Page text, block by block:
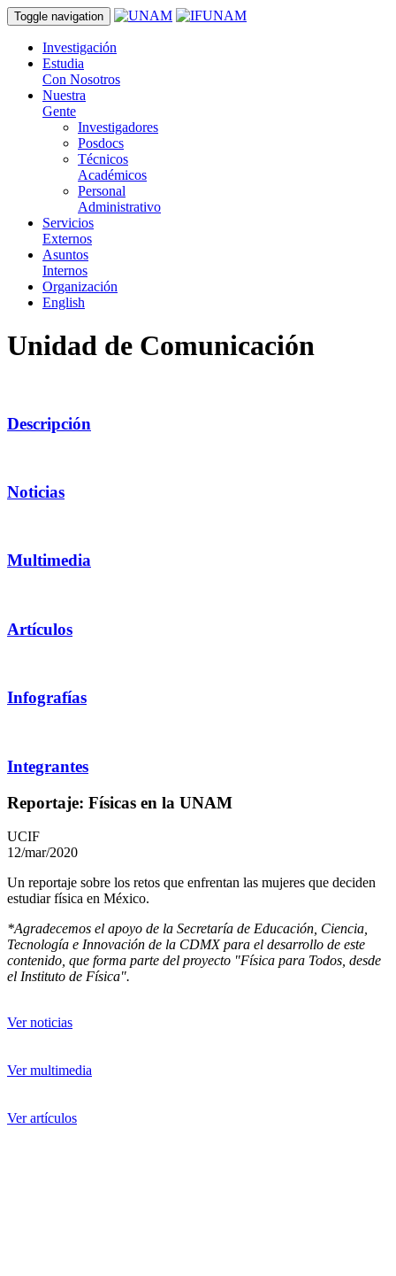
Toggle navigation
Investigación
Estudia
Con Nosotros
Nuestra
Gente
Investigadores
Posdocs
Técnicos
Académicos
Personal
Administrativo
Servicios
Externos
Asuntos
Internos
Organización
English
Unidad de Comunicación
Descripción
Noticias
Multimedia
Artículos
Infografías
Integrantes
Reportaje: Físicas en la UNAM
UCIF
12/mar/2020
Un reportaje sobre los retos que enfrentan las mujeres que deciden
estudiar física en México.
*Agradecemos el apoyo de la Secretaría de Educación, Ciencia,
Tecnología e Innovación de la CDMX para el desarrollo de este
contenido, que forma parte del proyecto "Física para Todos, desde
el Instituto de Física".
Ver noticias
Ver multimedia
Ver artículos